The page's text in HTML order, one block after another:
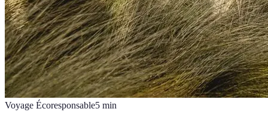
Voyage Écoresponsable5 min